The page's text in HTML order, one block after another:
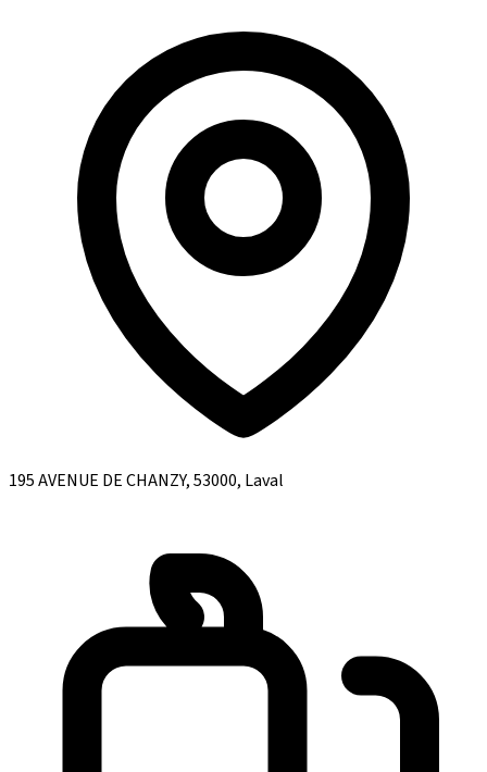
195 AVENUE DE CHANZY, 53000, Laval